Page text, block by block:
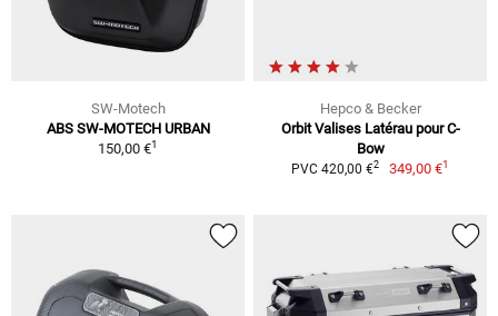
SW-Motech
ABS SW-MOTECH URBAN
150,00 €1
Hepco & Becker
Orbit Valises Latérau pour C-
Bow
PVC 420,00 €2 349,00 €1